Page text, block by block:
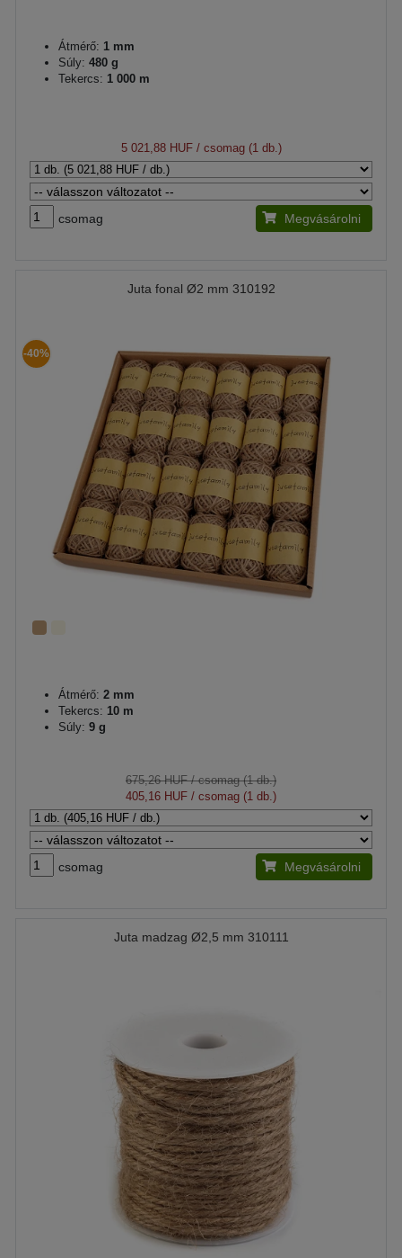
Átmérő: 1 mm
Súly: 480 g
Tekercs: 1 000 m
5 021,88 HUF/ csomag (1 db.)
csomag Megvásárolni
Juta fonal Ø2 mm 310192
-40%
Átmérő: 2 mm
Tekercs: 10 m
Súly: 9 g
675,26 HUF/ csomag (1 db.)
405,16 HUF / csomag (1 db.)
csomag Megvásárolni
Juta madzag Ø2,5 mm 310111